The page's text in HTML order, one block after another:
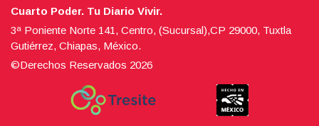
Cuarto Poder. Tu Diario Vivir.
3ª Poniente Norte 141, Centro, (Sucursal),CP 29000, Tuxtla
Gutiérrez, Chiapas, México.
©Derechos Reservados 2026